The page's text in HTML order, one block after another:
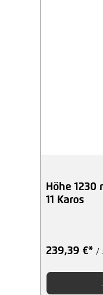
Höhe 1230
11 Karos
239,39 €* /